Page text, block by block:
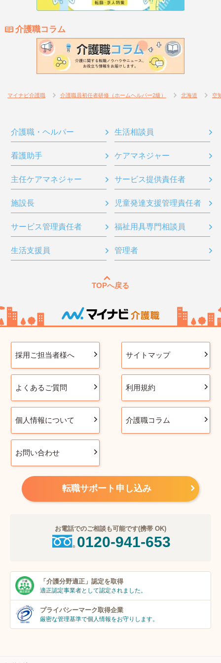
介護職コラム
マイナビ介護職 介護職員初任者研修（ホームヘルパー2級） 北海道 空
介護職・ヘルパー 生活相談員
看護助手 ケアマネジャー
主任ケアマネジャー サービス提供責任者
施設長 児童発達支援管理責任者
サービス管理責任者 福祉用具専門相談員
生活支援員 管理者
TOPへ戻る
採用ご担当者様へ サイトマップ
よくあるご質問 利用規約
個人情報について 介護職コラム
お問い合わせ
転職サポート申し込み
お電話でのご相談も可能です(携帯 OK)
0120-941-653
「介護分野適正」 認定を取得
適正認定事業者として認定されました。
プライバシーマーク取得企業
厳密な管理基準で個人情報をお守りします。